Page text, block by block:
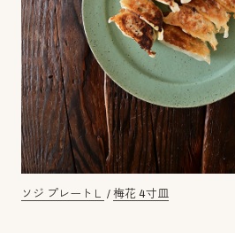
ソジ プレートＬ / 梅花 4寸皿